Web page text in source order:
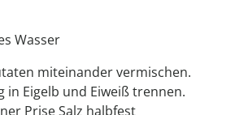
Wasser
miteinander vermischen.
in Eigelb und Eiweiß trennen.
Prise Salz halbfest